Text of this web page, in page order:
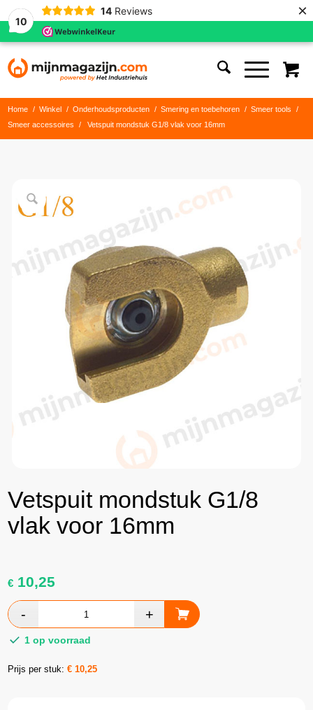
10
14 Reviews ×
Home / Winkel / Onderhoudsproducten / Smering en toebehoren / Smeer tools
/
Smeer accessoires
/ Vetspuit mondstuk G1/8 vlak voor 16mm
Vetspuit mondstuk G1/8
vlak voor 16mm
€ 10,25
1 op voorraad
Prijs per stuk:€10,25